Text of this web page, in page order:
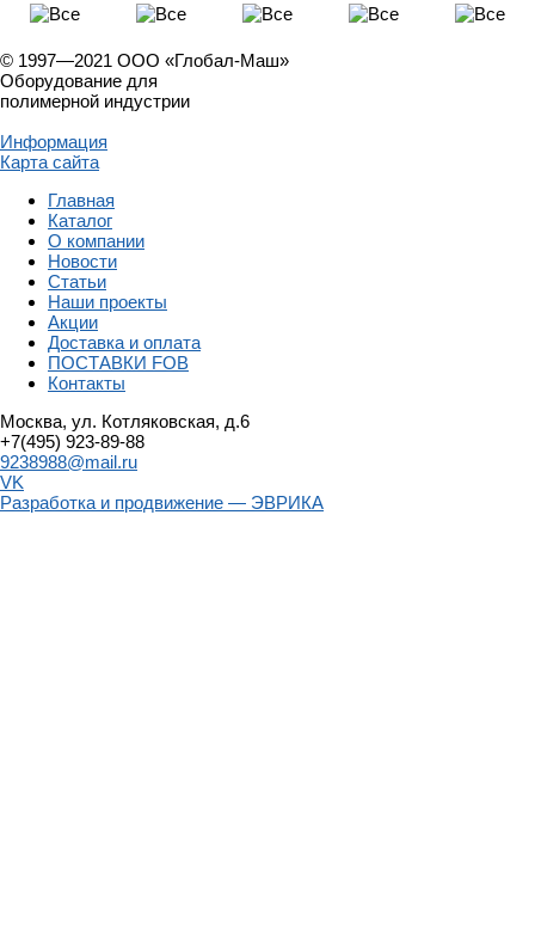
© 1997—2021 ООО «Глобал-Маш»
Оборудование для
полимерной индустрии
Информация
Карта сайта
Главная
Каталог
О компании
Новости
Статьи
Наши проекты
Акции
Доставка и оплата
ПОСТАВКИ FOB
Контакты
Москва, ул. Котляковская, д.6
+7(495) 923-89-88
9238988@mail.ru
VK
Разработка и продвижение — ЭВРИКА